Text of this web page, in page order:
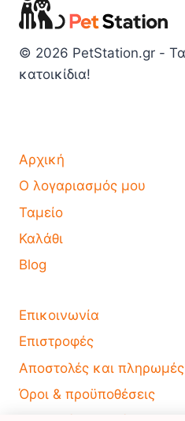
© 2026 PetStation.gr - Τα
κατοικίδια!
Αρχική
Ο λογαριασμός μου
Ταμείο
Καλάθι
Blog
Επικοινωνία
Επιστροφές
Αποστολές και πληρωμές
Όροι & προϋποθέσεις